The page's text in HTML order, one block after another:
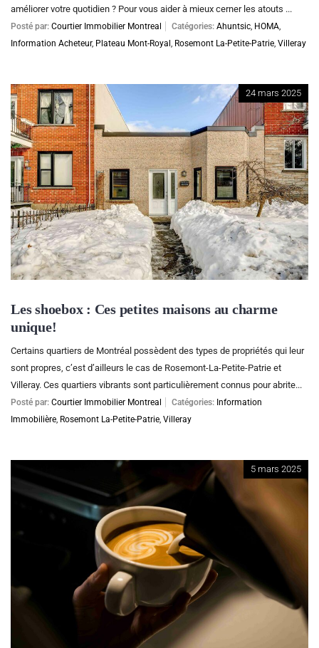
améliorer votre quotidien ? Pour vous aider à mieux cerner les atouts ...
Posté par: Courtier Immobilier Montreal Catégories: Ahuntsic HOMA
Information Acheteur, Plateau Mont-Royal Rosemont La-Petite-Patrie Villeray
24 mars 2025
Les shoebox : Ces petites maisons au charme
unique!
Certains quartiers de Montréal possèdent des types de propriétés qui leur
sont propres, c’est d’ailleurs le cas de Rosemont-La-Petite-Patrie et
Villeray. Ces quartiers vibrants sont particulièrement connus pour abrite...
Posté par: Courtier Immobilier Montreal Catégories: Information
Immobilière, Rosemont La-Petite-Patrie, Villeray
5 mars 2025